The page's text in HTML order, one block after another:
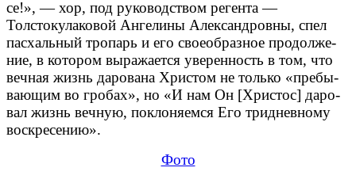
се!», — хор, под руководством регента —
Толстокулаковой Ангелины Александровны, ­спел
пас­халь­ный тро­парь и его своеоб­раз­ное про­дол­же­
ние, в ко­то­ром вы­ра­жа­ется уве­рен­ность в том, что
веч­ная жизнь да­ро­ва­на Хри­стом не толь­ко «пре­бы­
ва­ю­щим во гро­бах», но «И нам Он [Хри­стос] да­ро­
вал жизнь веч­ную, по­кло­ня­ем­ся Его три­днев­но­му
вос­кре­се­нию».
Фото